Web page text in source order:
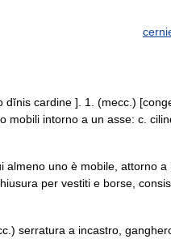
dĭnis cardine ]. 1. (mecc.)
mobili intorno a un asse: c.
uno è mobile, attorno a
per vestiti e borse,
serratura a incastro,